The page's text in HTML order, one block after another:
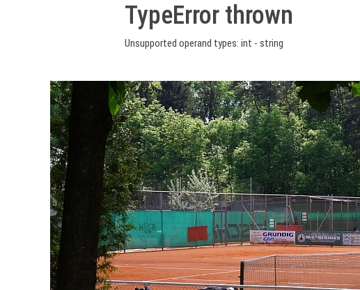
TypeError thrown
Unsupported operand types: int - string